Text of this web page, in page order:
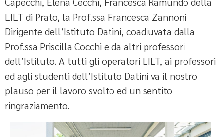
LILT di Prato, la Prof.ssa Francesca Zannoni
Dirigente dell’Istituto Datini, coadiuvata dalla
Prof.ssa Priscilla Cocchi e da altri professori
dell’Istituto. A tutti gli operatori LILT, ai professori
ed agli studenti dell’Istituto Datini va il nostro
plauso per il lavoro svolto ed un sentito
ringraziamento.